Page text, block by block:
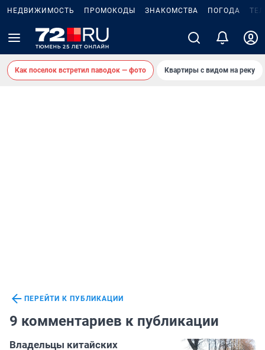
НЕДВИЖИМОСТЬ ПРОМОКОДЫ ЗНАКОМСТВА ПОГОДА
Как поселок встретил паводок — фото Квартиры с видом на реку
ПЕРЕЙТИ К ПУБЛИКАЦИИ
9 комментариев к публикации
Владельцы китайских